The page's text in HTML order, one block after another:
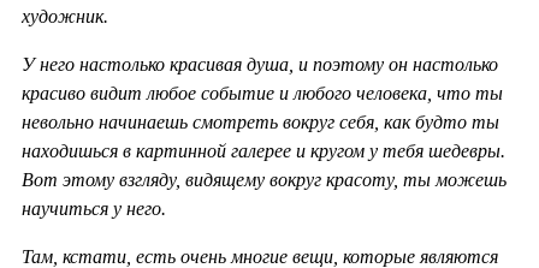
художник.
У него настолько красивая душа, и поэтому он настолько
красиво видит любое событие и любого человека, что ты
невольно начинаешь смотреть вокруг себя, как будто ты
находишься в картинной галерее и кругом у тебя шедевры.
Вот этому взгляду, видящему вокруг красоту, ты можешь
научиться у него.
Там, кстати, есть очень многие вещи, которые являются